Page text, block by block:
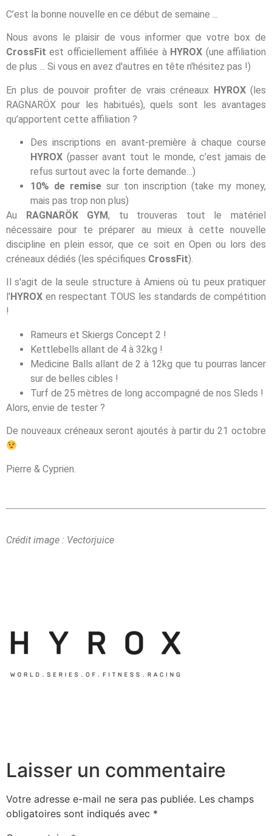
C’est la bonne nouvelle en ce début de semaine ...
Nous avons le plaisir de vous informer que votre box de
CrossFit est officiellement affiliée à HYROX (une affiliation
de plus ... Si vous en avez d'autres en tête n'hésitez pas !)
En plus de pouvoir profiter de vrais créneaux HYROX(les
RAGNARÖX pour les habitués), quels sont les avantages
qu’apportent cette affiliation ?
Des inscriptions en avant-première à chaque course
HYROX (passer avant tout le monde, c’est jamais de
refus surtout avec la forte demande…)
10% de remisesur ton inscription (take my money,
mais pas trop non plus)
Au RAGNARÖK GYM, tu trouveras tout le matériel
nécessaire pour te préparer au mieux à cette nouvelle
discipline en plein essor, que ce soit en Open ou lors des
créneaux dédiés (les spécifiques CrossFit).
Il s'agit de la seule structure à Amiens où tu peux pratiquer
l' HYROX en respectant TOUS les standards de compétition
!
Rameurs et Skiergs Concept 2 !
Kettlebells allant de 4 à 32kg !
Medicine Balls allant de 2 à 12kg que tu pourras lancer
sur de belles cibles !
Turf de 25 mètres de long accompagné de nos Sleds !
Alors, envie de tester ?
De nouveaux créneaux seront ajoutés à partir du 21 octobre
Pierre & Cyprien.
Crédit image : Vectorjuice
Laisser un commentaire
Votre adresse e-mail ne sera pas publiée. Les champs
obligatoires sont indiqués avec *